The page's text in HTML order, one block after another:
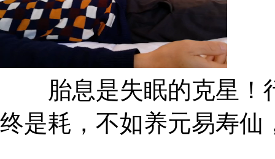
胎息是失眠的克星！
终是耗，不如养元易寿仙